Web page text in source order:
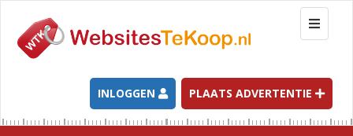
T
o
g
l
e
n
INLOGGEN PLAATS ADVERTENTIE